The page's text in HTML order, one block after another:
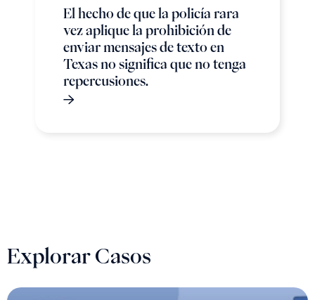
El hecho de que la policía rara
vez aplique la prohibición de
enviar mensajes de texto en
Texas no significa que no tenga
repercusiones.
Explorar Casos